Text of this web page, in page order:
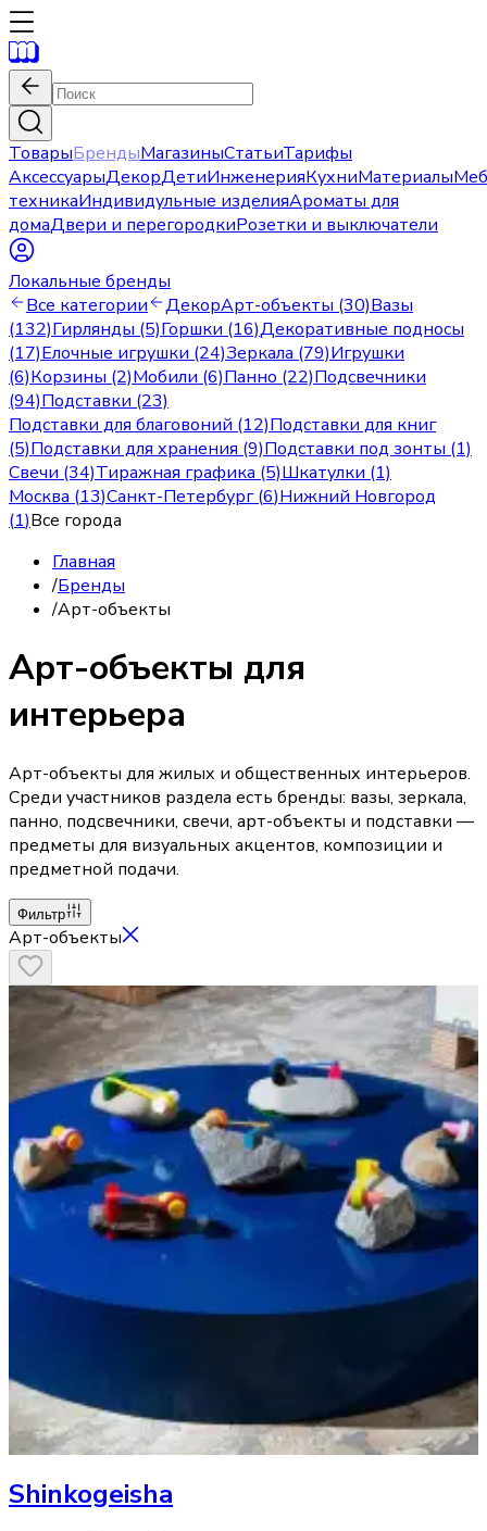
ТоварыБрендыМагазиныСтатьиТарифы
АксессуарыДекорДетиИнженерияКухниМатериалы
техникаИндивидульные изделияАроматы для
домаДвери и перегородкиРозетки и выключатели
Локальные бренды
Все категории
ДекорАрт-объекты (30)Вазы
(132)Гирлянды (5)Горшки (16)Декоративные подносы
(17)Елочные игрушки (24)Зеркала (79)Игрушки
(6)Корзины (2)Мобили (6)Панно (22)Подсвечники
(94)Подставки (23)
Подставки для благовоний (12)Подставки для книг
(5)Подставки для хранения (9)Подставки под зонты (1)
Свечи (34)Тиражная графика (5)Шкатулки (1)
Москва (13)Санкт-Петербург(6)Нижний Новгород
(1)Все города
Главная
/Бренды
/Арт-объекты
Арт-объекты для
интерьера
Арт-объекты для жилых и общественных интерьеров.
Среди участников раздела есть бренды: вазы, зеркала,
панно, подсвечники, свечи, арт-объекты и подставки —
предметы для визуальных акцентов, композиции и
предметной подачи.
Фильтр
Арт-объекты
Shinkogeisha